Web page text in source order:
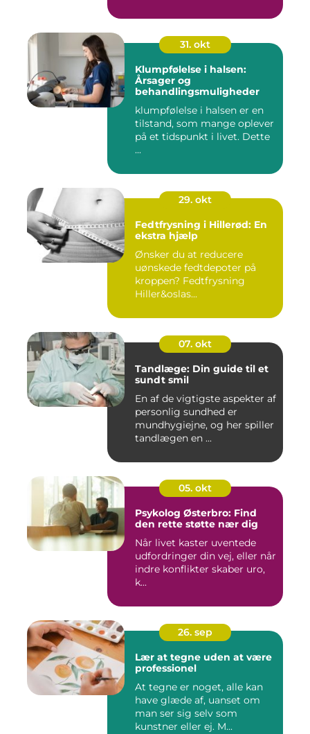
31. okt
Klumpfølelse i halsen:
Årsager og
behandlingsmuligheder
klumpfølelse i halsen er en
tilstand, som mange oplever
på et tidspunkt i livet. Dette
...
29. okt
Fedtfrysning i Hillerød: En
ekstra hjælp
Ønsker du at reducere
uønskede fedtdepoter på
kroppen? Fedtfrysning
Hiller&oslas...
07. okt
Tandlæge: Din guide til et
sundt smil
En af de vigtigste aspekter af
personlig sundhed er
mundhygiejne, og her spiller
tandlægen en ...
05. okt
Psykolog Østerbro: Find
den rette støtte nær dig
Når livet kaster uventede
udfordringer din vej, eller når
indre konflikter skaber uro,
k...
26. sep
Lær at tegne uden at være
professionel
At tegne er noget, alle kan
have glæde af, uanset om
man ser sig selv som
kunstner eller ej. M...